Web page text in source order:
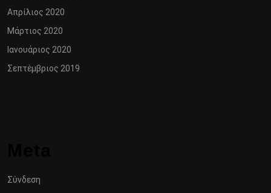
Απρίλιος 2020
Μάρτιος 2020
Ιανουάριος 2020
Σεπτέμβριος 2019
Σύνδεση